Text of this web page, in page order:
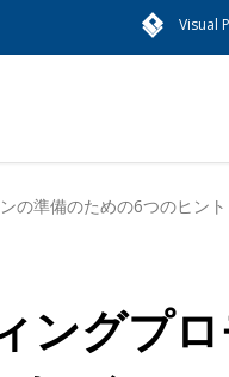
Visual
の準備のための6つのヒン
ングプ